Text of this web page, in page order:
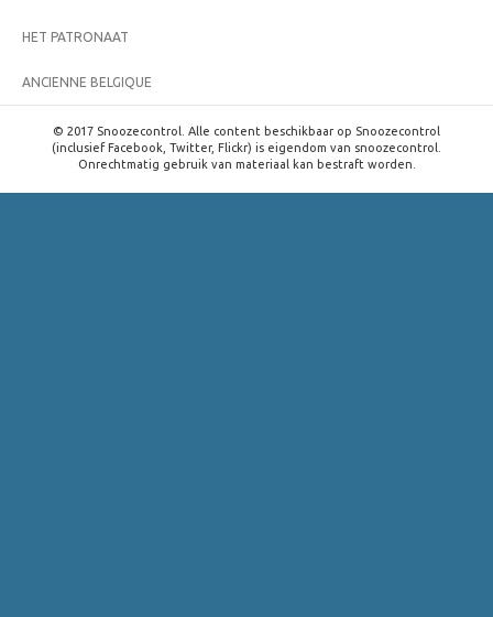
HET PATRONAAT
ANCIENNE BELGIQUE
© 2017 Snoozecontrol. Alle content beschikbaar op Snoozecontrol
(inclusief Facebook, Twitter, Flickr) is eigendom van snoozecontrol.
Onrechtmatig gebruik van materiaal kan bestraft worden.